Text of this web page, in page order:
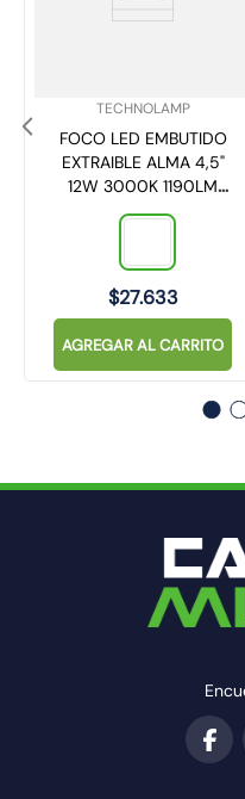
TECHNOLAMP
FOCO LED EMBUTIDO
EXTRAIBLE ALMA 4,5"
12W 3000K 1190LM
NEGRO TECHNOLAMP
$27.633
AGREGAR AL CARRITO